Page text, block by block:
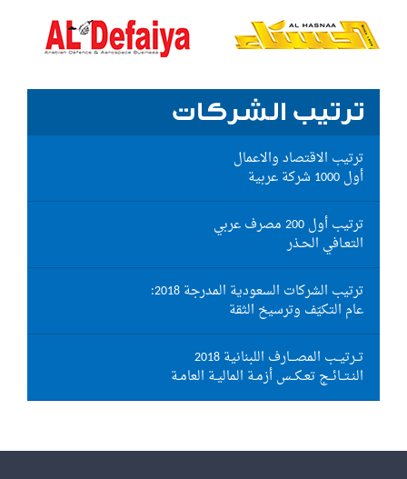
ترتيب الشركات
ترتيب الاقتصاد والاعمال
أول 1000 شركة عربية
ترتيب أول 200 مصرف عربي
التعـافي الحـذر
ترتيب الشركات السعودية المدرجة 2018:
عام التكيّف وترسيخ الثقة
تــرتيــب المصـــارف اللبنانية 2018
النـتــائــج تعـكــس أزمـة الماليـة العامـة